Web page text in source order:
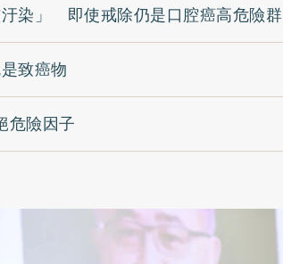
染」 即使戒除仍是口腔癌高危險群
致癌物
險因子